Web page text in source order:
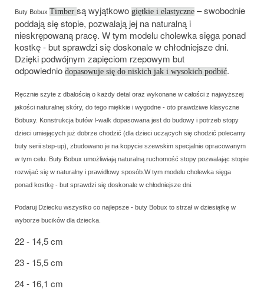
Buty Bobux Timber są wyjątkowo giętkie i elastyczne – swobodnie
poddają się stopie, pozwalają jej na naturalną i
nieskrępowaną pracę. W tym modelu cholewka sięga ponad
kostkę - but sprawdzi się doskonale w chłodniejsze dni.
Dzięki podwójnym zapięciom rzepowym but
odpowiednio dopasowuje się do niskich jak i wysokich podbić.
Ręcznie szyte z dbałością o każdy detal oraz wykonane w całości z najwyższej
jakości naturalnej skóry, do tego miękkie i wygodne - oto prawdziwe klasyczne
Bobuxy. Konstrukcja butów I-walk dopasowana jest do budowy i potrzeb stopy
dzieci umiejących już dobrze chodzić (dla dzieci uczących się chodzić polecamy
buty serii step-up), zbudowano je na kopycie szewskim specjalnie opracowanym
w tym celu. Buty Bobux umożliwiają naturalną ruchomość stopy pozwalając stopie
rozwijać się w naturalny i prawidłowy sposób.W tym modelu cholewka sięga
ponad kostkę - but sprawdzi się doskonale w chłodniejsze dni.
Podaruj Dziecku wszystko co najlepsze - buty Bobux to strzał w dziesiątkę w
wyborze bucików dla dziecka.
22 - 14,5 cm
23 - 15,5 cm
24 - 16,1 cm